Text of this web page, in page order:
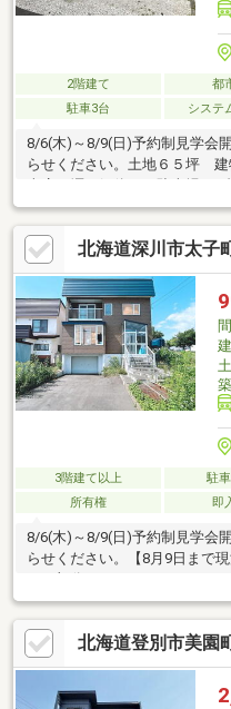
2階建て 都
駐車3台
システ
8/6(木)～8/9(日)予約制見学会
らせください。土地６５坪 建
車庫と塀を解体して駐車場を4
容】外壁、屋根、基礎塗装、
交換、玄関タイル張替、玄関
換、ユニットバス交換、シャ
追焚ボイラー設置、クローゼ
室蘭本線 鷲別駅迄約800ｍコ
約600ｍセブンイレブン高砂一
1ｋｍ、鷲別中学校迄
北海道深川市太子
3階建て以上 駐
所有権
即
8/6(木)～8/9(日)予約制見学会
らせください。【8月9日まで
降はリフォーム住宅として販
立深川小学校1600ｍ（徒歩20
30分）・コープさっぽろふか
ン深川駅前店様800ｍ（徒歩10
北海道登別市美園